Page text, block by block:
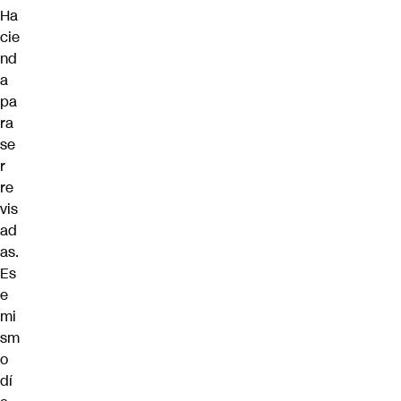
Ha
cie
nd
a
pa
ra
se
r
re
vis
ad
as.
Es
e
mi
sm
o
dí